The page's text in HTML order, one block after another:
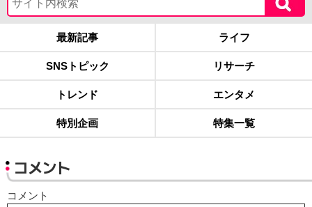
最新記事 ライフ
SNSトピック リサーチ
トレンド エンタメ
特別企画 特集一覧
コメント
コメント